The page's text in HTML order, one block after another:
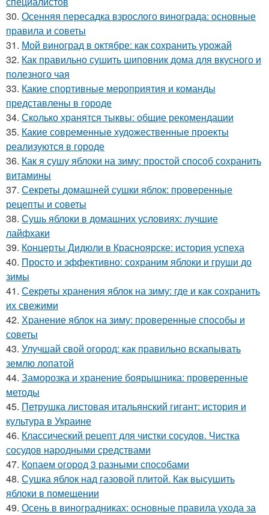
30. Осенняя пересадка взрослого винограда: основные
правила и советы
31. Мой виноград в октябре: как сохранить урожай
32. Как правильно сушить шиповник дома для вкусного и
полезного чая
33. Какие спортивные мероприятия и команды
представлены в городе
34. Сколько хранятся тыквы: общие рекомендации
35. Какие современные художественные проекты
реализуются в городе
36. Как я сушу яблоки на зиму: простой способ сохранить
витамины
37. Секреты домашней сушки яблок: проверенные
рецепты и советы
38. Сушь яблоки в домашних условиях: лучшие
лайфхаки
39. Концерты Дидюли в Красноярске: история успеха
40. Просто и эффективно: сохраним яблоки и груши до
зимы
41. Секреты хранения яблок на зиму: где и как сохранить
их свежими
42. Хранение яблок на зиму: проверенные способы и
советы
43. Улучшай свой огород: как правильно вскапывать
землю лопатой
44. Заморозка и хранение боярышника: проверенные
методы
45. Петрушка листовая итальянский гигант: история и
культура в Украине
46. Классический рецепт для чистки сосудов. Чистка
сосудов народными средствами
47. Копаем огород 3 разными способами
48. Сушка яблок над газовой плитой. Как высушить
яблоки в помещении
49. Осень в виноградниках: основные правила ухода за